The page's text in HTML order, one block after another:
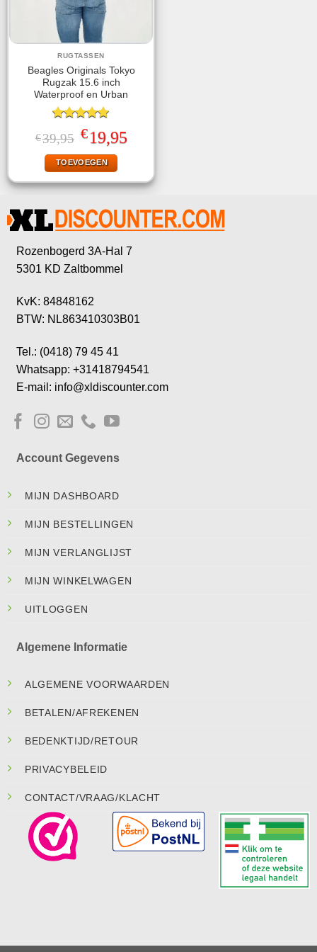
RUGTASSEN
Beagles Originals Tokyo
Rugzak 15.6 inch
Waterproof en Urban
Gewaardeerd
5.00uit 5
€39,95 Oorspronkelijke
prijs
was:
€39,95.
€19,95Huidige
prijs
TOEVOEGEN
Rozenbogerd 3A-Hal 7
5301 KD Zaltbommel
KvK: 84848162
BTW: NL863410303B01
Tel.: (0418) 79 45 41
Whatsapp: +31418794541
E-mail: info@xldiscounter.com
Account Gegevens
MIJN DASHBOARD
MIJN BESTELLINGEN
MIJN VERLANGLIJST
MIJN WINKELWAGEN
UITLOGGEN
Algemene Informatie
ALGEMENE VOORWAARDEN
BETALEN/AFREKENEN
BEDENKTIJD/RETOUR
PRIVACYBELEID
CONTACT/VRAAG/KLACHT